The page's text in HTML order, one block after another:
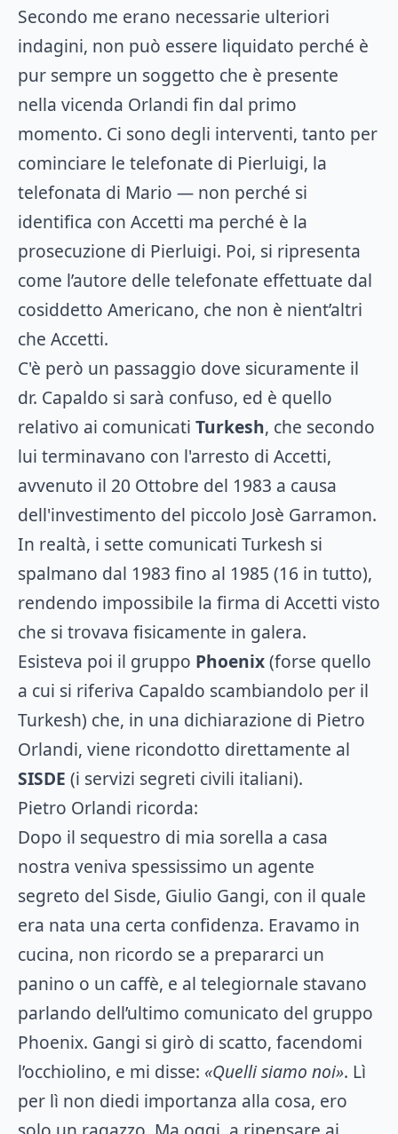
Secondo me erano necessarie ulteriori
indagini, non può essere liquidato perché è
pur sempre un soggetto che è presente
nella vicenda Orlandi fin dal primo
momento. Ci sono degli interventi, tanto per
cominciare le telefonate di Pierluigi, la
telefonata di Mario — non perché si
identifica con Accetti ma perché è la
prosecuzione di Pierluigi. Poi, si ripresenta
come l’autore delle telefonate effettuate dal
cosiddetto Americano, che non è nient’altri
che Accetti.
C'è però un passaggio dove sicuramente il
dr. Capaldo si sarà confuso, ed è quello
relativo ai comunicati Turkesh, che secondo
lui terminavano con l'arresto di Accetti,
avvenuto il 20 Ottobre del 1983 a causa
dell'investimento del piccolo Josè Garramon.
In realtà, i sette comunicati Turkesh si
spalmano dal 1983 fino al 1985 (16 in tutto),
rendendo impossibile la firma di Accetti visto
che si trovava fisicamente in galera.
Esisteva poi il gruppo Phoenix(forse quello
a cui si riferiva Capaldo scambiandolo per il
Turkesh) che, in una dichiarazione di Pietro
Orlandi, viene ricondotto direttamente al
SISDE (i servizi segreti civili italiani).
Pietro Orlandi ricorda:
Dopo il sequestro di mia sorella a casa
nostra veniva spessissimo un agente
segreto del Sisde, Giulio Gangi, con il quale
era nata una certa confidenza. Eravamo in
cucina, non ricordo se a prepararci un
panino o un caffè, e al telegiornale stavano
parlando dell’ultimo comunicato del gruppo
Phoenix. Gangi si girò di scatto, facendomi
l’occhiolino, e mi disse: «Quelli siamo noi». Lì
per lì non diedi importanza alla cosa, ero